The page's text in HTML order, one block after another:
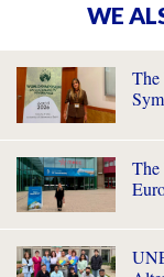
WE
The
The